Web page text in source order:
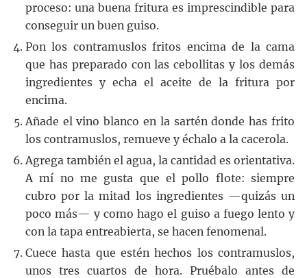
proceso: una buena fritura es imprescindible para
conseguir un buen guiso.
Pon los contramuslos fritos encima de la cama
que has preparado con las cebollitas y los demás
ingredientes y echa el aceite de la fritura por
encima.
Añade el vino blanco en la sartén donde has frito
los contramuslos, remueve y échalo a la cacerola.
Agrega también el agua, la cantidad es orientativa.
A mí no me gusta que el pollo flote: siempre
cubro por la mitad los ingredientes —quizás un
poco más— y como hago el guiso a fuego lento y
con la tapa entreabierta, se hacen fenomenal.
Cuece hasta que estén hechos los contramuslos,
unos tres cuartos de hora. Pruébalo antes de